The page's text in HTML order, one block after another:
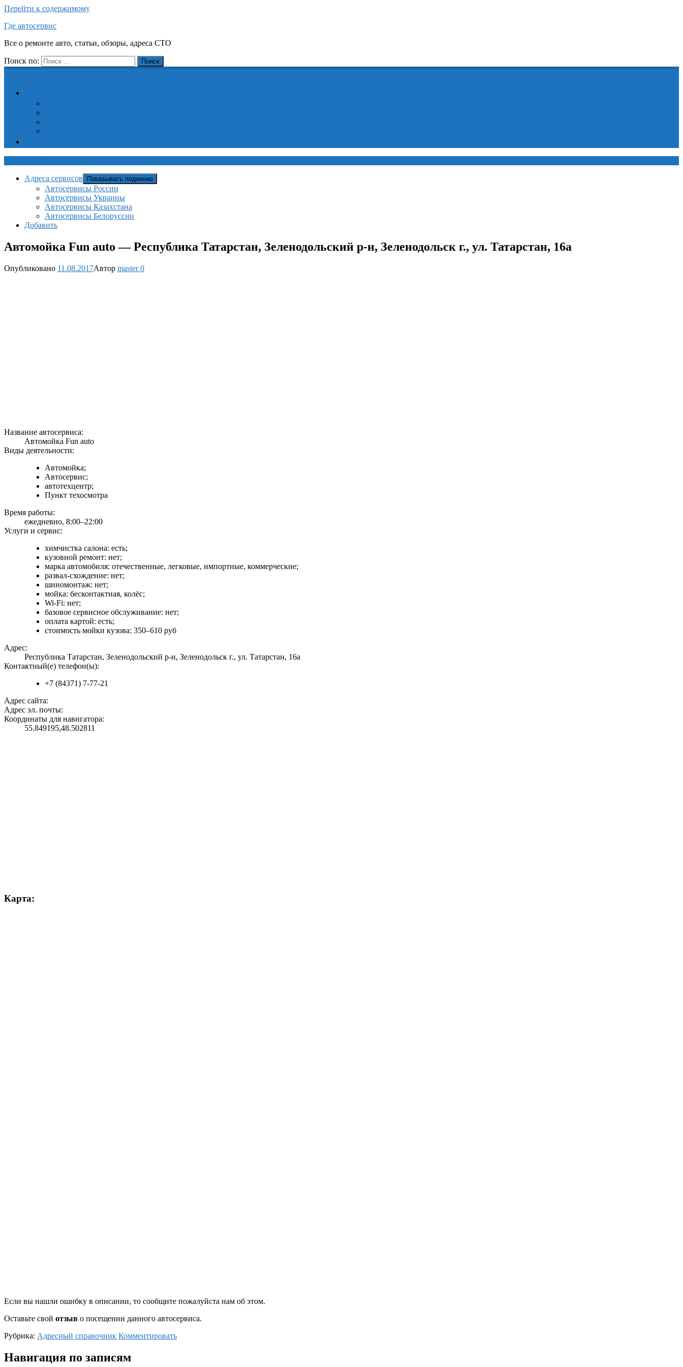
Перейти к содержимому
Где автосервис
Все о ремонте авто, статьи, обзоры, адреса СТО
Поиск по: Поиск
Адреса сервисов Показывать подменю
Автосервисы России
Автосервисы Украины
Автосервисы Казахстана
Автосервисы Белоруссии
Добавить
Автомойка Fun auto — Республика Татарстан, Зеленодольский р-н, Зеленодольск г., ул. Татарстан, 16а
Опубликовано 11.08.2017Автор master0
Название автосервиса:
Автомойка Fun auto
Виды деятельности:
Автомойка;
Автосервис;
автотехцентр;
Пункт техосмотра
Время работы:
ежедневно, 8:00–22:00
Услуги и сервис:
химчистка салона: есть;
кузовной ремонт: нет;
марка автомобиля: отечественные, легковые, импортные, коммерческие;
развал-схождение: нет;
шиномонтаж: нет;
мойка: бесконтактная, колёс;
Wi-Fi: нет;
базовое сервисное обслуживание: нет;
оплата картой: есть;
стоимость мойки кузова: 350–610 руб
Адрес:
Республика Татарстан, Зеленодольский р-н, Зеленодольск г., ул. Татарстан, 16а
Контактный(е) телефон(ы):
+7 (84371) 7-77-21
Адрес сайта:
Адрес эл. почты:
Координаты для навигатора:
55.849195,48.502811
Карта:
Если вы нашли ошибку в описании, то сообщите пожалуйста нам об этом.
Оставьте свой отзыв о посещении данного автосервиса.
Рубрика: Адресный справочник Комментировать
Навигация по записям